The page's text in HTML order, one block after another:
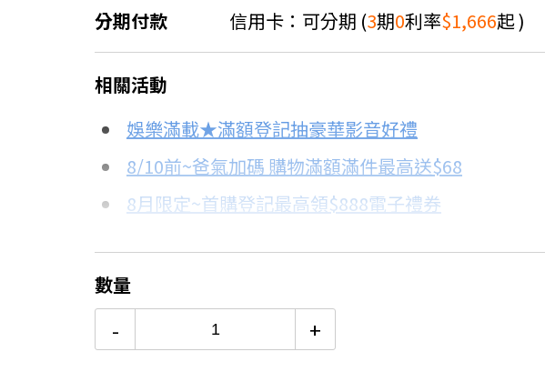
分期付款 信用卡：可分期 (3期0利率$1,666起 )
＊實際可分期數、適用利率，請以購物車顯示為主
信用卡分期
分期數
3期 0利率
每期金額
$1,666
$445
配合銀行/業者
18家銀行/業者
相關活動
娛樂滿載★滿額登記抽豪華影音好禮
8/10前~爸氣加碼 購物滿額滿件最高送$68
8月限定~首購登記最高領$888電子禮券
8/15前~指定購物滿額最高回饋25%
更多信用卡分期0利率滿額享回饋
台灣大哥大「4G童心專案」月付$129/229 輕速吃到飽
數量
- +